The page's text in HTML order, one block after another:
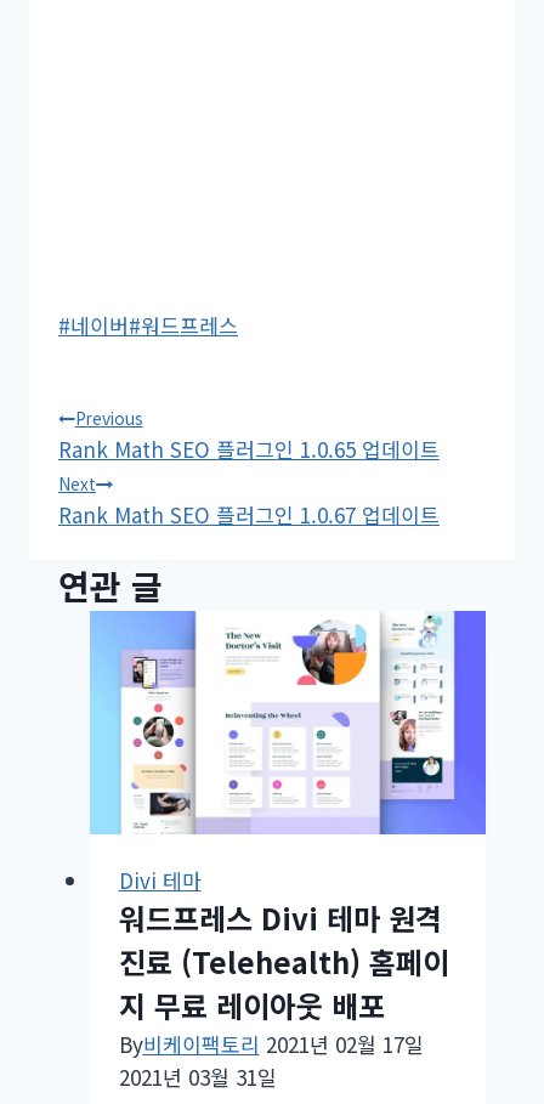
Post
#네이버#워드프레스
글
탐
색
Previous
Rank Math SEO 플러그인 1.0.65 업데이트
Next
Rank Math SEO 플러그인 1.0.67 업데이트
연관 글
Divi 테마
워드프레스 Divi 테마 원격
진료 (Telehealth) 홈페이
지 무료 레이아웃 배포
By비케이팩토리 2021년 02월 17일
2021년 03월 31일